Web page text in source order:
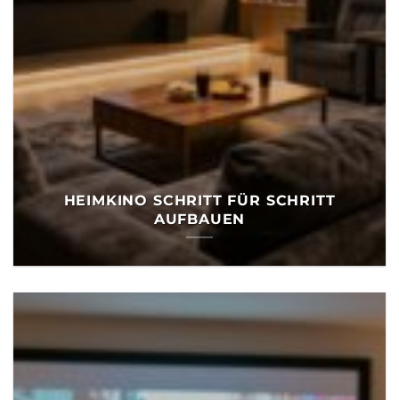
HEIMKINO SCHRITT FÜR SCHRITT
AUFBAUEN